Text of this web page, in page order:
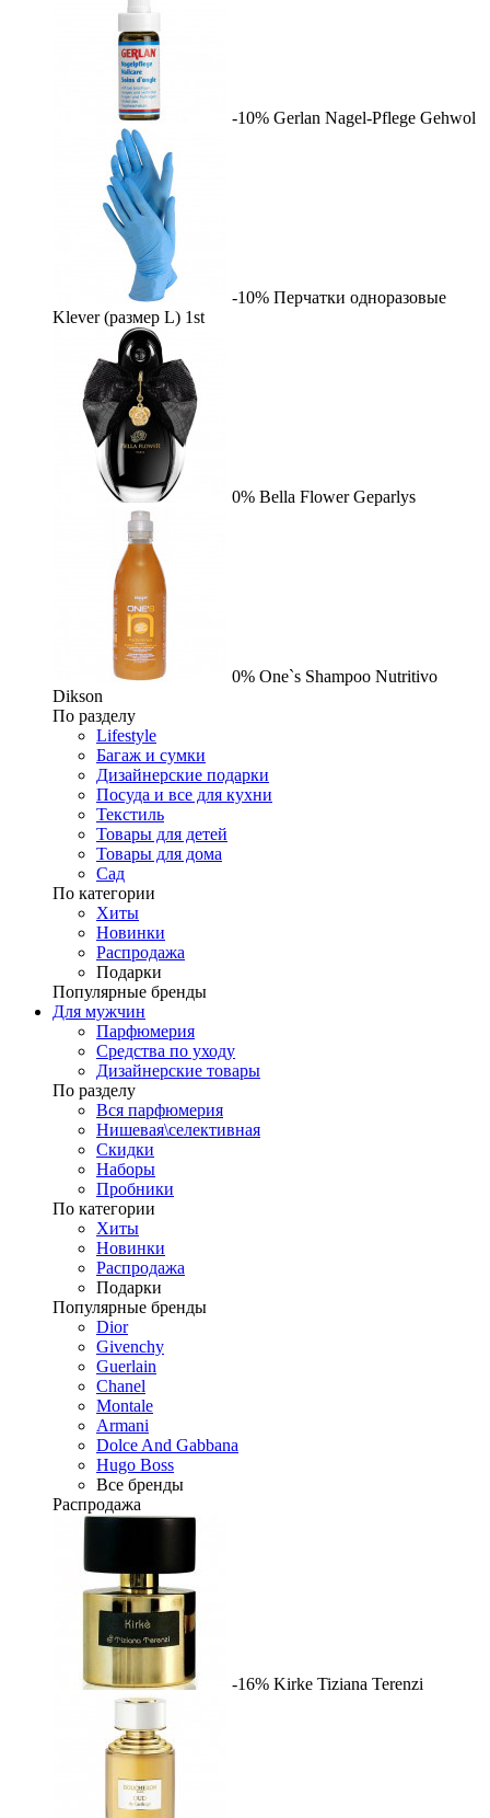
-10% Gerlan Nagel-Pflege Gehwol
-10% Перчатки одноразовые
Klever (размер L) 1st
0% Bella Flower Geparlys
0% One`s Shampoo Nutritivo
Dikson
По разделу
Lifestyle
Багаж и сумки
Дизайнерские подарки
Посуда и все для кухни
Текстиль
Товары для детей
Товары для дома
Сад
По категории
Хиты
Новинки
Распродажа
Подарки
Популярные бренды
Для мужчин
Парфюмерия
Средства по уходу
Дизайнерские товары
По разделу
Вся парфюмерия
Нишевая\селективная
Скидки
Наборы
Пробники
По категории
Хиты
Новинки
Распродажа
Подарки
Популярные бренды
Dior
Givenchy
Guerlain
Chanel
Montale
Armani
Dolce And Gabbana
Hugo Boss
Все бренды
Распродажа
-16% Kirke Tiziana Terenzi